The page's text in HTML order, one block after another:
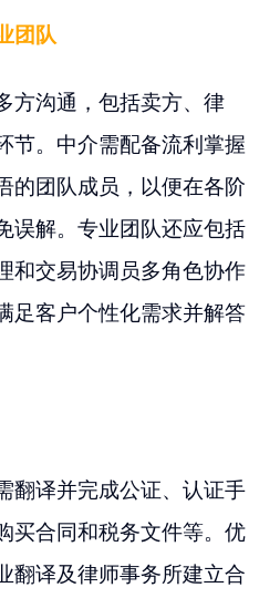
团队
方沟通，包括卖方、律
节。中介需配备流利掌握
的团队成员，以便在各阶
误解。专业团队还应包括
和交易协调员多角色协作
足客户个性化需求并解答
翻译并完成公证、认证手
买合同和税务文件等。优
翻译及律师事务所建立合